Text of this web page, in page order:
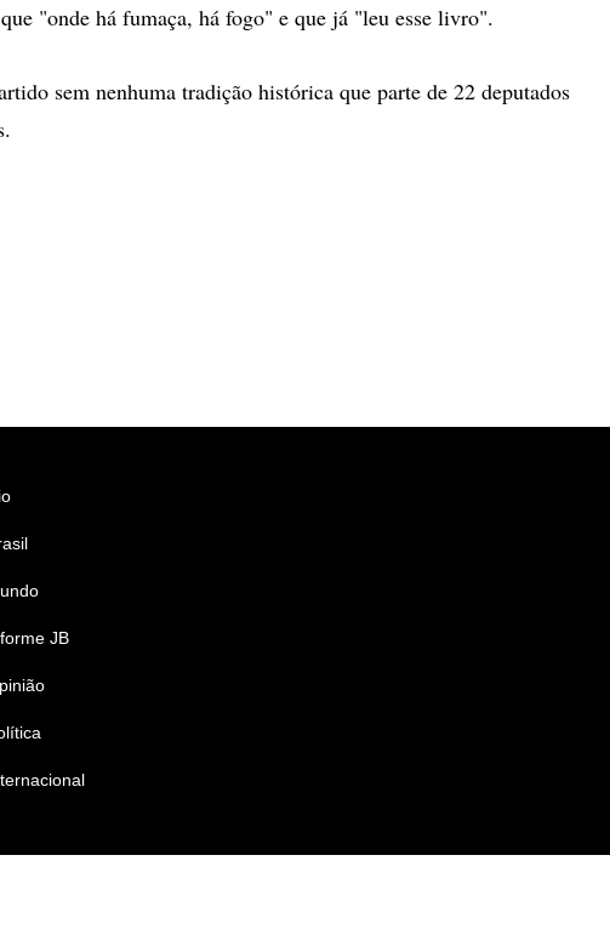
"onde há fumaça, há fogo" e que já "leu esse livro".
sem nenhuma tradição histórica que parte de 22 deputados
JB